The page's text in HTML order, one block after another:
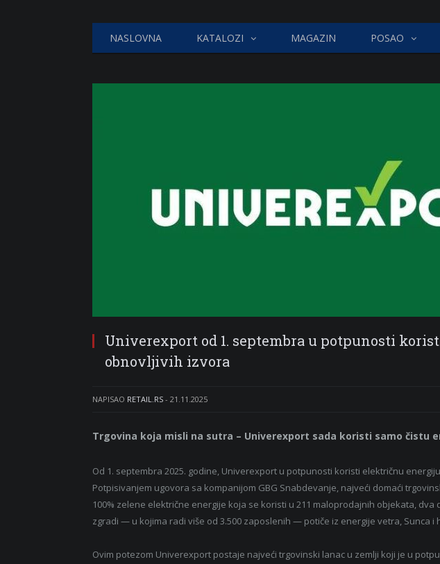
NASLOVNA KATALOZI MAGAZIN POSAO
Univerexport od 1. septembra u potpunosti
obnovljivih izvora
NAPISAO RETAIL.RS - 21.11.2025
Trgovina koja misli na sutra – Univerexport sada koristi samo čistu
Od 1. septembra 2025. godine, Univerexport u potpunosti koristi električnu
Potpisivanjem ugovora sa kompanijom GBG Snabdevanje, najveći domaći
100% zelene električne energije koja se koristi u 211 maloprodajnih objekata,
zgradi — u kojima radi više od 3.500 zaposlenih — potiče iz energije vetra, Sunca i
Ovim potezom Univerexport postaje najveći trgovinski lanac u zemlji koji je u